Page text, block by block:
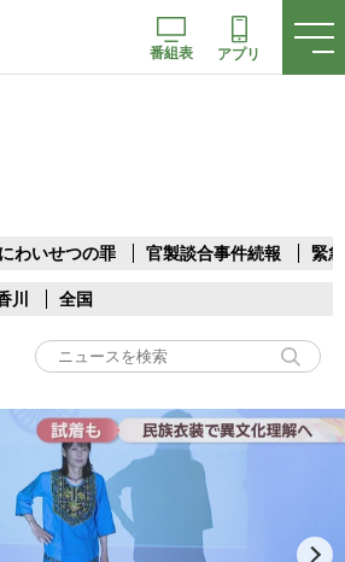
番組表 アプリ
わいせつの罪 官製談合事件続報 緊
川 全国